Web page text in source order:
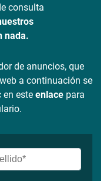
consulta
nada.
de anuncios, que
a continuación se
en este enlacepara